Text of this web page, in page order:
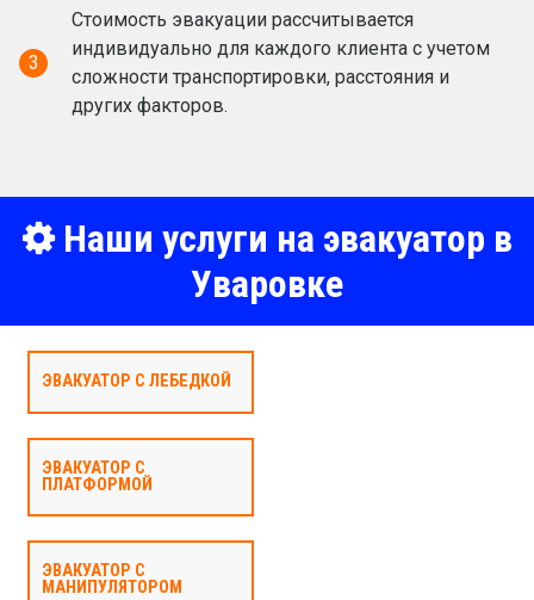
3
Стоимость эвакуации рассчитывается
индивидуально для каждого клиента с учетом
сложности транспортировки, расстояния и
других факторов.
Наши услуги на эвакуатор в
Уваровке
ЭВАКУАТОР С ЛЕБЕДКОЙ
ЭВАКУАТОР С
ПЛАТФОРМОЙ
ЭВАКУАТОР С
МАНИПУЛЯТОРОМ